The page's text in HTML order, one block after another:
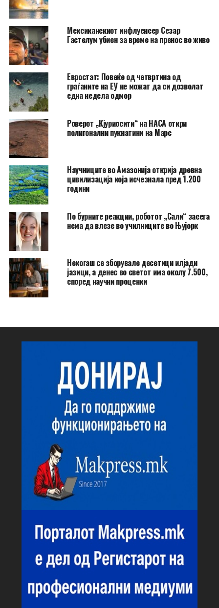
Мексиканскиот инфлуенсер Сезар
Гастелум убиен за време на пренос во живо
Евростат: Повеќе од четвртина од
граѓаните на ЕУ не можат да си дозволат
една недела одмор
Роверот „Кјуриосити“ на НАСА откри
полигонални пукнатини на Марс
Научниците во Амазонија открија древна
цивилизација која исчезнала пред 1.200
години
По бурните реакции, роботот „Сали“ засега
нема да влезе во училниците во Њујорк
Некогаш се зборувале десетици илјади
јазици, а денес во светот има околу 7.500,
според научни проценки